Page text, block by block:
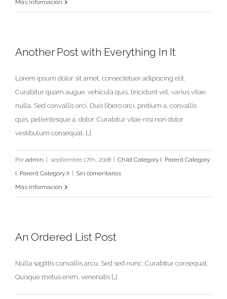
Más información
Another Post with Everything In It
Lorem ipsum dolor sit amet, consectetuer adipiscing elit.
Curabitur quam augue, vehicula quis, tincidunt vel, varius vitae,
nulla. Sed convallis orci. Duis libero orci, pretium a, convallis
quis, pellentesque a, dolor. Curabitur vitae nisi non dolor
vestibulum consequat. […]
Por admin | septiembre 17th, 2008 | Child Category I Parent Category
I Parent Category II | Sin comentarios
Más información
An Ordered List Post
Nulla sagittis convallis arcu. Sed sed nunc. Curabitur consequat.
Quisque metus enim, venenatis […]